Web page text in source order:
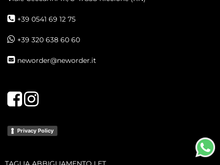
+39 0541 69 12 75
+39 320 638 60 60
neworder@neworder.it
FacebookInstagram
Privacy Policy